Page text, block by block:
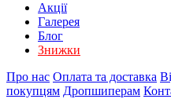
Акції
Галерея
Блог
Знижки
Про нас Оплата та доставка
покупцям Дропшиперам